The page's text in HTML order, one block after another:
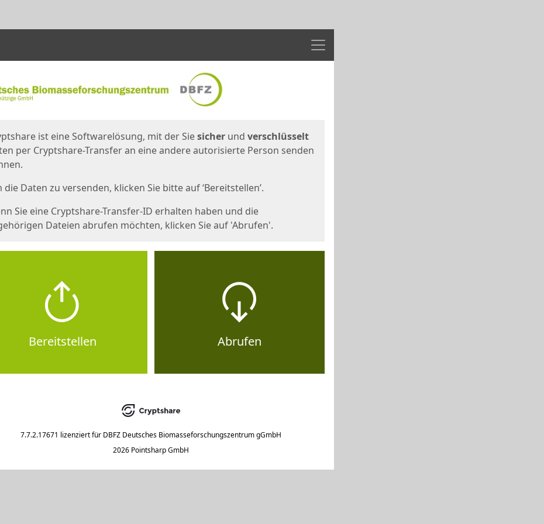
Menü
ist eine Softwarelösung, mit der Siesicher und verschlüsselt
per Cryptshare-Transfer an eine andere autorisierte Person senden
die Daten zu versenden, klicken Sie bitte auf ‘Bereitstellen’.
Sie eine Cryptshare-Transfer-ID erhalten haben und die
Dateien abrufen möchten, klicken Sie auf 'Abrufen'.
Bereitstellen Abrufen
7.7.2.17671 lizenziert für DBFZ Deutsches Biomasseforschungszentrum gGmbH
2026 Pointsharp GmbH